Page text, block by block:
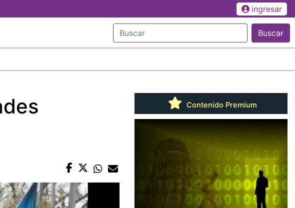
ingresar
Buscar
Contenido Premium